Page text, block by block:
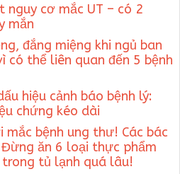
nguy cơ mắc UT – có 2
mắn
đắng miệng khi ngủ ban
có thể liên quan đến 5 bệnh
hiệu cảnh báo bệnh lý:
chứng kéo dài
mắc bệnh ung thư! Các bác
ăn 6 loại thực phẩm
tủ lạnh quá lâu!